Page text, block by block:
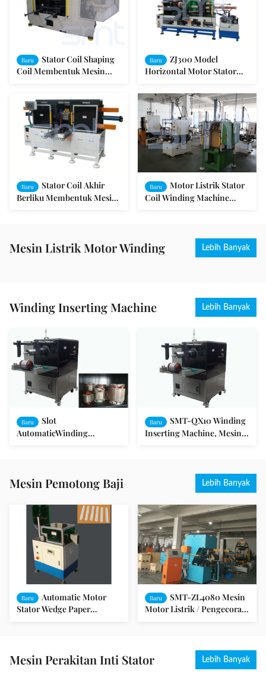
Baru
Stator Coil Shaping
Coil Membentuk Mesin
Baru
ZJ300 Model
Horizontal Motor Stator
dengan Movable Crane
Baru
Stator Coil Akhir
Berliku Membentuk Mesin
Baru
Motor Listrik Stator
Coil Winding Machine
Mesin Listrik Motor Winding Lebih Banyak
Winding Inserting Machine Lebih Banyak
Baru
Slot
AutomaticWinding
Baru
SMT-QX10 Winding
Inserting Machine, Mesin
Mesin Pemotong Baji Lebih Banyak
Baru
Automatic Motor
Stator Wedge Paper
Baru
SMT-ZL4080 Mesin
Motor Listrik / Pengecoran
Mesin Perakitan Inti Stator Lebih Banyak